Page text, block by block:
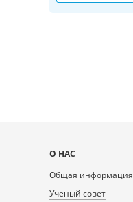
Карта
сайта
О НАС
Общая информация
Ученый совет